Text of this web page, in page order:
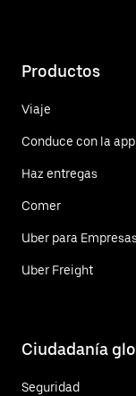
Productos
Viaje
Conduce con la
Haz entregas
Comer
Uber para Empresas
Uber Freight
Ciudadanía
Seguridad